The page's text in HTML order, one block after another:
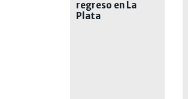
regreso en La
Plata